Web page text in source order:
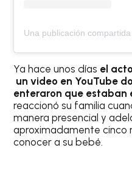
Ya hace unos días el
un video en YouTube
enteraron que estaban
reaccionó su familia
manera presencial y
aproximadamente cinco
conocer a su bebé.